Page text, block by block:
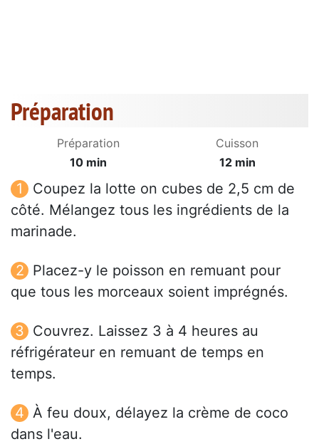
Préparation
Préparation
10 min
Cuisson
12 min
Coupez la lotte on cubes de 2,5 cm de
côté. Mélangez tous les ingrédients de la
marinade.
Placez-y le poisson en remuant pour
que tous les morceaux soient imprégnés.
Couvrez. Laissez 3 à 4 heures au
réfrigérateur en remuant de temps en
temps.
À feu doux, délayez la crème de coco
dans l'eau.